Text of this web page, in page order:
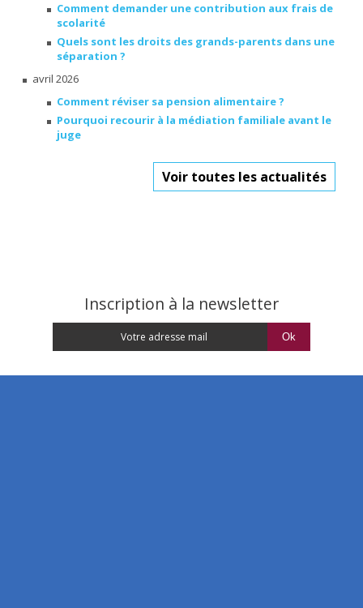
Comment demander une contribution aux frais de
scolarité
Quels sont les droits des grands-parents dans une
séparation ?
avril 2026
Comment réviser sa pension alimentaire ?
Pourquoi recourir à la médiation familiale avant le
juge
Voir toutes les actualités
Inscription à la newsletter